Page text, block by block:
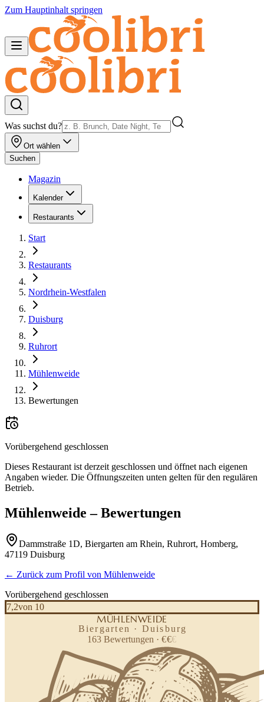
Zum Hauptinhalt springen
Was suchst du?
Ort wählen
Suchen
Magazin
Kalender
Restaurants
Start
Restaurants
Nordrhein-Westfalen
Duisburg
Ruhrort
Mühlenweide
Bewertungen
Vorübergehend geschlossen
Dieses Restaurant ist derzeit geschlossen und öffnet nach eigenen
Angaben wieder. Die Öffnungszeiten unten gelten für den regulären
Betrieb.
Mühlenweide – Bewertungen
Dammstraße 1D, Biergarten am Rhein, Ruhrort, Homberg,
47119 Duisburg
← Zurück zum Profil von Mühlenweide
Vorübergehend geschlossen
7,2von 10
MÜHLENWEIDE
Biergarten · Duisburg
163 Bewertungen ·€€€